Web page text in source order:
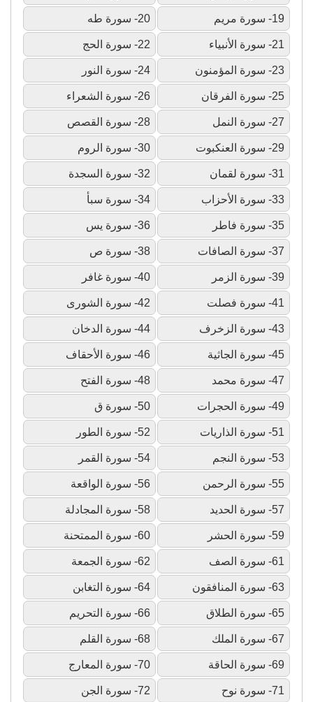
19- سورة مريم 20- سورة طه
21- سورة الأنبياء 22- سورة الحج
23- سورة المؤمنون 24- سورة النور
25- سورة الفرقان 26- سورة الشعراء
27- سورة النمل 28- سورة القصص
29- سورة العنكبوت 30- سورة الروم
31- سورة لقمان 32- سورة السجدة
33- سورة الأحزاب 34- سورة سبأ
35- سورة فاطر 36- سورة يس
37- سورة الصافات 38- سورة ص
39- سورة الزمر 40- سورة غافر
41- سورة فصلت 42- سورة الشورى
43- سورة الزخرف 44- سورة الدخان
45- سورة الجاثية 46- سورة الأحقاف
47- سورة محمد 48- سورة الفتح
49- سورة الحجرات 50- سورة ق
51- سورة الذاريات 52- سورة الطور
53- سورة النجم 54- سورة القمر
55- سورة الرحمن 56- سورة الواقعة
57- سورة الحديد 58- سورة المجادلة
59- سورة الحشر 60- سورة الممتحنة
61- سورة الصف 62- سورة الجمعة
63- سورة المنافقون 64- سورة التغابن
65- سورة الطلاق 66- سورة التحريم
67- سورة الملك 68- سورة القلم
69- سورة الحاقة 70- سورة المعارج
71- سورة نوح 72- سورة الجن